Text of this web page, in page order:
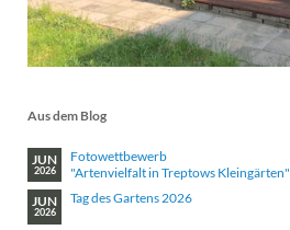
Aus dem Blog
JUN
2026
Fotowettbewerb
"Artenvielfalt in Treptows Kleingärten"
JUN
2026
Tag des Gartens 2026